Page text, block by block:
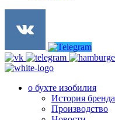
о бухте изобилия
История бренда
Производство